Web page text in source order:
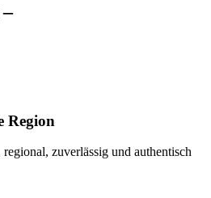
Region
zuverlässig und authentisch